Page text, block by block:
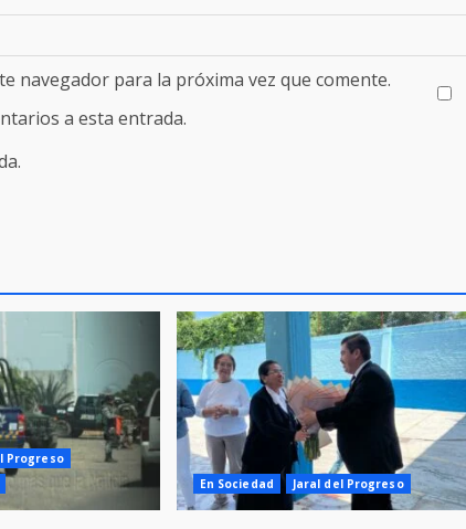
navegador para la próxima vez que comente.
a esta entrada.
Progreso
En Sociedad Jaral del Progreso